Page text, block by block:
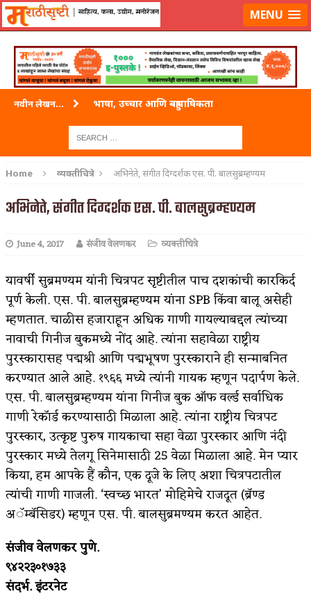
लॉग-इन करा|लेखक नोंदणी कराMENU
नवीन लेखन... भाषा, उच्चार आणि बहुभाषिकता
ताम्र – एक अफलातून धातू (COPPER)
अशी एक कविता लिहू इच्छिते
पाटलाची विहीर
शपथ
पुस्तके बदलायची आहेत तुम्हाला!
किती घोषणांचा पाऊस होता
कसं हुईन तं हू माय…
काळजाचे प्रेत
चमकदार चांदी
आदिवासींचा डॉक्टर, समाजसेवेचा ध्यास : डॉ. राहुल
जोशी
डेंग्यू: ताप उतरला म्हणजे धोका टळला असे नाही!
Home व्यक्तीचित्रे अभिनेते, संगीत दिग्दर्शक एस. पी. बालसुब्रम्हण्यम
अभिनेते, संगीत दिग्दर्शक एस. पी. बालसुब्रम्हण्यम
June 4, 2017 संजीव वेलणकर व्यक्तीचित्रे
यावर्षी सुब्रमण्यम यांनी चित्रपट सृष्टीतील पाच दशकांची कारकिर्द
पूर्ण केली. एस. पी. बालसुब्रम्हण्यम यांना SPB किंवा बालू असेही
म्हणतात. चाळीस हजाराहून अधिक गाणी गायल्याबद्दल त्यांच्या
नावाची गिनीज बुकमध्ये नोंद आहे. त्यांना सहावेळा राष्ट्रीय
पुरस्कारासह पद्मश्री आणि पद्मभूषण पुरस्काराने ही सन्माबनित
करण्यात आले आहे. १९६६ मध्ये त्यांनी गायक म्हणून पदार्पण केले.
एस. पी. बालसुब्रम्हण्यम यांना गिनीज बुक ऑफ वर्ल्ड सर्वाधिक
गाणी रेकॉर्ड करण्यासाठी मिळाला आहे. त्यांना राष्ट्रीय चित्रपट
पुरस्कार, उत्कृष्ट पुरुष गायकाचा सहा वेळा पुरस्कार आणि नंदी
पुरस्कार मध्ये तेलगू सिनेमासाठी 25 वेळा मिळाला आहे. मेन प्यार
किया, हम आपके हैं कौन, एक दूजे के लिए अशा चित्रपटातील
त्यांची गाणी गाजली. ‘स्वच्छ भारत’ मोहिमेचे राजदूत (ब्रॅण्ड
अॅम्बॅसिडर) म्हणून एस. पी. बालसुब्रमण्यम करत आहेत.
संजीव वेलणकर पुणे.
९४२२३०१७३३
संदर्भ. इंटरनेट